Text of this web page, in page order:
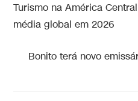
Turismo na América
média global em 2026
Bonito terá novo